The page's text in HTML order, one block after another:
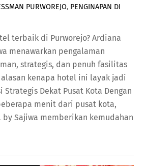
PURWOREJO, PENGINAPAN DI
terbaik di Purworejo? Ardiana
menawarkan pengalaman
strategis, dan penuh fasilitas
kenapa hotel ini layak jadi
Strategis Dekat Pusat Kota Dengan
menit dari pusat kota,
Sajiwa memberikan kemudahan